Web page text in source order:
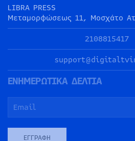
LIBRA PRESS
Μεταμορφώσεως 11, Μοσχάτο
2108815417
ΕΝΗΜΕΡΩΤΙΚΑ ΔΕΛΤΙΑ
ΕΓΓΡΑΦΉ